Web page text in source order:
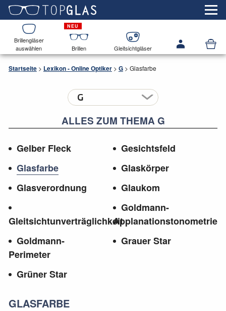
Brillengläser
auswählen
Brillen Gleitsichtgläser
Startseite > Lexikon - Online Optiker > G > Glasfarbe
ALLES ZUM THEMA G
Gelber Fleck
Gesichtsfeld
Glasfarbe
Glaskörper
Glasverordnung
Glaukom
Gleitsichtunverträglichkeit
Goldmann-
Applanationstonometrie
Goldmann-
Perimeter
Grauer Star
Grüner Star
GLASFARBE